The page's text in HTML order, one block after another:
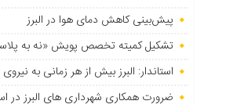
پیش‌بینی کاهش دمای هوا در البرز
تشکیل کمیته تخصص پویش «نه به
استاندار: البرز بیش از هر زمانی به نیروی
ضرورت همکاری شهرداری های البرز در